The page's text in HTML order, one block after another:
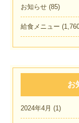
お知らせ (85)
給食メニュー
お
2024年4月 (1)